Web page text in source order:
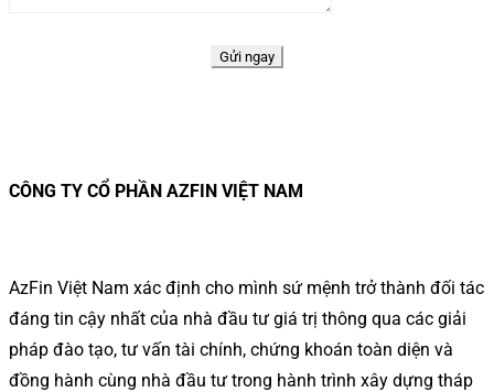
CÔNG TY CỔ PHẦN AZFIN VIỆT NAM
AzFin Việt Nam xác định cho mình sứ mệnh trở thành đối tác
đáng tin cậy nhất của nhà đầu tư giá trị thông qua các giải
pháp đào tạo, tư vấn tài chính, chứng khoán toàn diện và
đồng hành cùng nhà đầu tư trong hành trình xây dựng tháp